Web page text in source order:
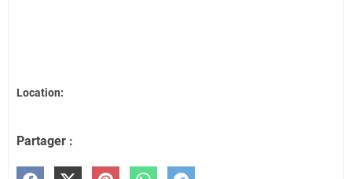
Location:
Partager :